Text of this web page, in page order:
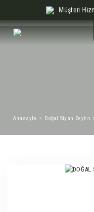
Müşteri
Anasayfa Doğal Siyah Zeytin